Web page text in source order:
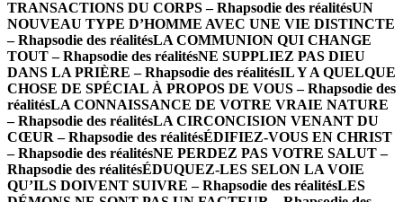
TRANSACTIONS DU CORPS – Rhapsodie des réalitésUN
NOUVEAU TYPE D’HOMME AVEC UNE VIE DISTINCTE
– Rhapsodie des réalitésLA COMMUNION QUI CHANGE
TOUT – Rhapsodie des réalitésNE SUPPLIEZ PAS DIEU
DANS LA PRIÈRE – Rhapsodie des réalitésIL Y A QUELQUE
CHOSE DE SPÉCIAL À PROPOS DE VOUS – Rhapsodie des
réalitésLA CONNAISSANCE DE VOTRE VRAIE NATURE
– Rhapsodie des réalitésLA CIRCONCISION VENANT DU
CŒUR – Rhapsodie des réalitésÉDIFIEZ-VOUS EN CHRIST
– Rhapsodie des réalitésNE PERDEZ PAS VOTRE SALUT –
Rhapsodie des réalitésÉDUQUEZ-LES SELON LA VOIE
QU’ILS DOIVENT SUIVRE – Rhapsodie des réalitésLES